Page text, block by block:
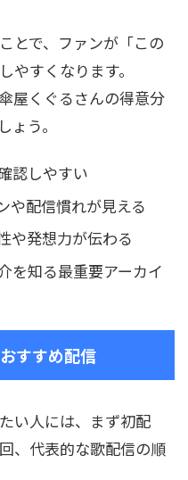
とで、ファンが「この
やすくなります。
屋くぐるさんの得意分
う。
認しやすい
や配信慣れが見える
や発想力が伝わる
を知る最重要アーカイ
すすめ配信
い人には、まず初配
、代表的な歌配信の順